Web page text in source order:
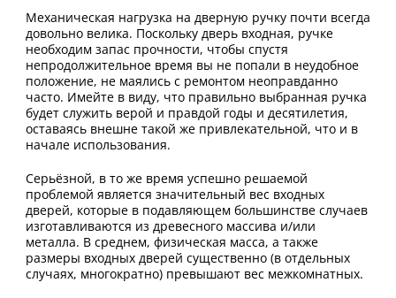
Механическая нагрузка на дверную ручку почти всегда
довольно велика. Поскольку дверь входная, ручке
необходим запас прочности, чтобы спустя
непродолжительное время вы не попали в неудобное
положение, не маялись с ремонтом неоправданно
часто. Имейте в виду, что правильно выбранная ручка
будет служить верой и правдой годы и десятилетия,
оставаясь внешне такой же привлекательной, что и в
начале использования.
Серьёзной, в то же время успешно решаемой
проблемой является значительный вес входных
дверей, которые в подавляющем большинстве случаев
изготавливаются из древесного массива и/или
металла. В среднем, физическая масса, а также
размеры входных дверей существенно (в отдельных
случаях, многократно) превышают вес межкомнатных.